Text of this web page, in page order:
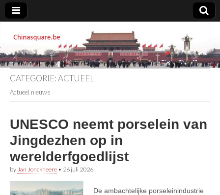
Chinasquare.be
CATEGORIE:ACTUEEL
Actueel nieuws
UNESCO neemt porselein van
Jingdezhen op in
werelderfgoedlijst
by Jan Jonckheere • 26 juli 2026
De ambachtelijke porseleinindustrie